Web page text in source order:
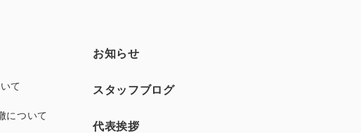
て
について
お知らせ
スタッフブログ
代表挨拶